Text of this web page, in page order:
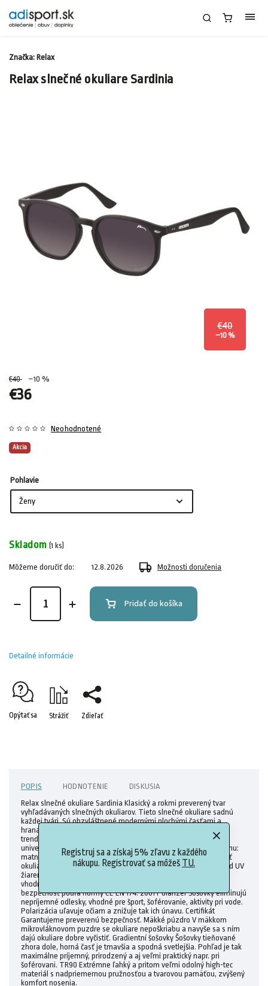
Registruj sa a získaj 5% zľavu z každého
nákupu. Registrovať sa môžeš TU.
Relax slnečné okuliare Sardinia
€40
–10 %
€40 –10 %
€36
Akcia
Neohodnotené
Značka: Relax
Pohlavie
Skladom (1 ks)
Môžeme doručiť do: 12.8.2026 Možnosti doručenia
Pridať do košíka
Detailné informácie
Opýtať sa Strážiť Zdieľať
POPIS HODNOTENIE
DISKUSIA
Relax slnečné okuliare Sardinia Klasický a rokmi preverený tvar
vyhľadávaných slnečných okuliarov. Tieto slnečné okuliare sadnú
každej tvári. Sú obzvláštnené modernými plochými časťami a
hranami v spodnej linii rámu. Klasika kde ciltivo reflektuje hranu
trendov a z modelu Relax Sardinia tým robí nadčasového a
univerzálneho spoločníka do slnkom rozžiarených dní. Farba rámu:
matná černá Farba šošoviek: gradientní polarizační šedá Veľkosť
okuliarov: Standard, rozmery rámu: 51-19-150 100% ochrana pred UV
žiarením A,B,C. ZDARMA mäkké mikrovláknové ochranné vrecko,
vhodné aj na čistenie. Odolnosť okuliarov garantuje preverená
bezpečnosť podľa normy CE EN 174: 2001 Polarizér Šošovky eliminujú
nepríjemné odlesky, vhodné pre šport, šoférovanie, aktivity pri vode.
Polarizácia uľavuje očiam a znižuje tak ich únavu. Certifikát
Garantujeme preverenú bezpečnosť. Mäkké púzdro V mäkkom
mikrovláknovom puzdre se okuliare nepoškriabu a navyše sa s ním
dajú okuliare dobre vyčistiť. Gradientní šošovky Šošovky tieňované
zhora dole, horná časť je tmavšia a spodná svetlejšia. Pohľad je tak
maximálne príjemný, prirodzený a aj veľmi praktický napr. pri
šoférovani. TR90 Extrémne ľahký a pritom veľmi odolný high-tec
materiál s nadpriemernou pružnosťou a tvarovou pamäťou, zvýšený
komfort nosenia.